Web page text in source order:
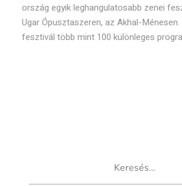
ország egyik leghangulatosabb zenei
Ugar Ópusztaszeren, az Akhal-
fesztivál több mint 100 különleges